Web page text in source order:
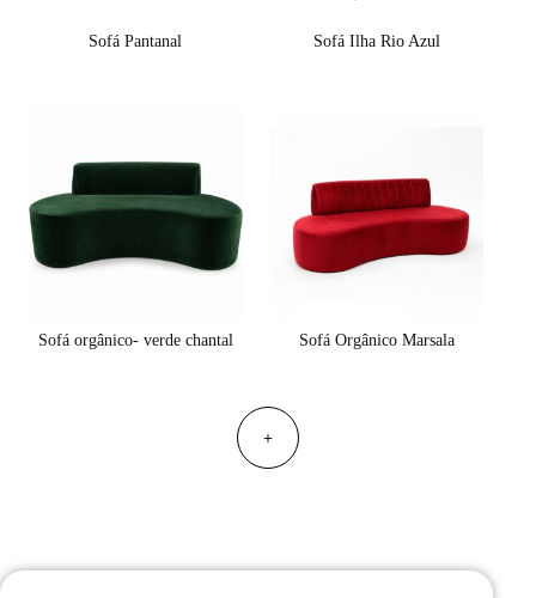
Sofá Pantanal Sofá Ilha Rio Azul
Sofá orgânico- verde chantal Sofá Orgânico Marsala
+